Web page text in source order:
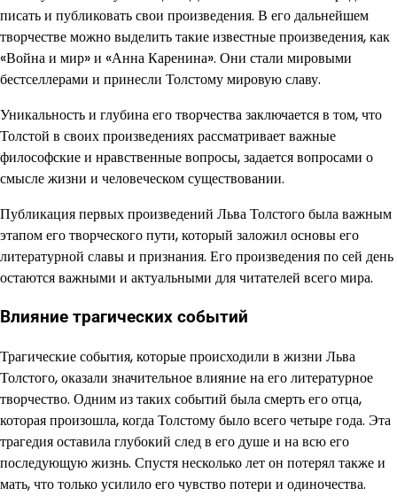
писать и публиковать свои произведения. В его дальнейшем
творчестве можно выделить такие известные произведения, как
«Война и мир» и «Анна Каренина». Они стали мировыми
бестселлерами и принесли Толстому мировую славу.
Уникальность и глубина его творчества заключается в том, что
Толстой в своих произведениях рассматривает важные
философские и нравственные вопросы, задается вопросами о
смысле жизни и человеческом существовании.
Публикация первых произведений Льва Толстого была важным
этапом его творческого пути, который заложил основы его
литературной славы и признания. Его произведения по сей день
остаются важными и актуальными для читателей всего мира.
Влияние трагических событий
Трагические события, которые происходили в жизни Льва
Толстого, оказали значительное влияние на его литературное
творчество. Одним из таких событий была смерть его отца,
которая произошла, когда Толстому было всего четыре года. Эта
трагедия оставила глубокий след в его душе и на всю его
последующую жизнь. Спустя несколько лет он потерял также и
мать, что только усилило его чувство потери и одиночества.